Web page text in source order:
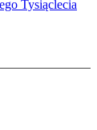
Tysiąclecia